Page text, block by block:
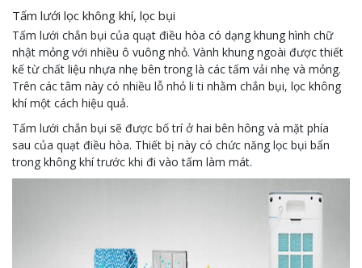
Tấm lưới lọc không khí, lọc bụi
Tấm lưới chắn bụi của quạt điều hòa có dạng khung hình chữ
nhật mỏng với nhiều ô vuông nhỏ. Vành khung ngoài được thiết
kế từ chất liệu nhựa nhẹ bên trong là các tấm vải nhẹ và mỏng.
Trên các tâm này có nhiều lỗ nhỏ li ti nhằm chắn bụi, lọc không
khí một cách hiệu quả.
Tấm lưới chắn bụi sẽ được bố trí ở hai bên hông và mặt phía
sau của quạt điều hòa. Thiết bị này có chức năng lọc bụi bẩn
trong không khí trước khi đi vào tấm làm mát.